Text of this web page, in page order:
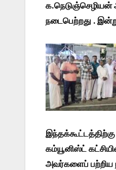
க.நெடுஞ்செழியன்
நடைபெற்றது .
கம்யூனிஸ்ட்
அவர்களைப் பற்றிய